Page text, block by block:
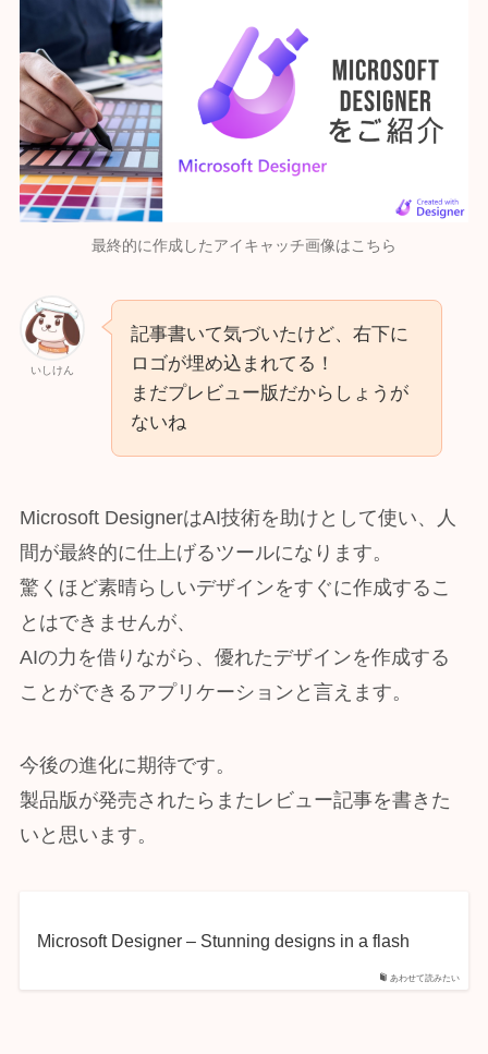
最終的に作成したアイキャッチ画像はこちら
いしけん
記事書いて気づいたけど、右下に
ロゴが埋め込まれてる！
まだプレビュー版だからしょうが
ないね
Microsoft DesignerはAI技術を助けとして使い、人
間が最終的に仕上げるツールになります。
驚くほど素晴らしいデザインをすぐに作成するこ
とはできませんが、
AIの力を借りながら、優れたデザインを作成する
ことができるアプリケーションと言えます。
今後の進化に期待です。
製品版が発売されたらまたレビュー記事を書きた
いと思います。
あわせて読みたい
Microsoft Designer – Stunning designs in a flash